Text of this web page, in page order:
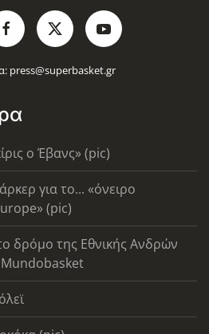
press@superbasket.gr
ο Έβανς» (pic)
για το... «όνειρο
(pic)
δρόμο της Εθνικής Ανδρών
Mundobasket